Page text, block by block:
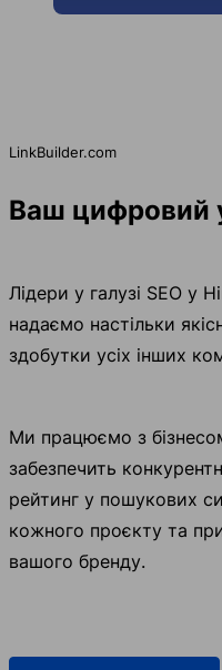
LinkBuilder.com
Ваш цифровий
Лідери у галузі SEO у
надаємо настільки
здобутки усіх інших
Ми працюємо з
забезпечить
рейтинг у пошукових
кожного проєкту та
вашого бренду.